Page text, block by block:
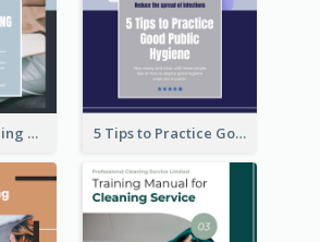
Teaching Training Manual 5 Tips to Practice Good Public Hygiene